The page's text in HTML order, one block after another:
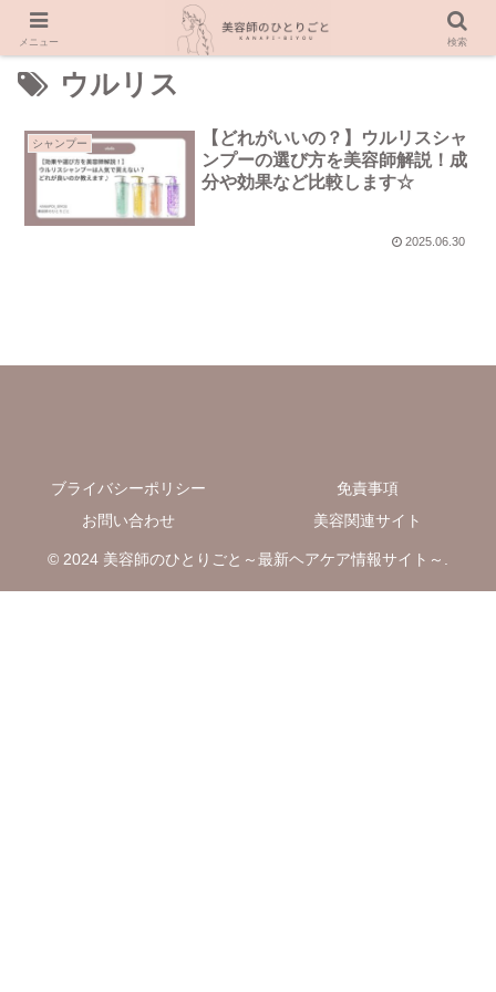
ウルリス
シャンプー
【どれがいいの？】ウルリスシャ
ンプーの選び方を美容師解説！成
分や効果など比較します☆
2025.06.30
ブライバシーポリシー
免責事項
お問い合わせ
美容関連サイト
© 2024 美容師のひとりごと～最新ヘアケア情報サイト～.
メニュー 検索